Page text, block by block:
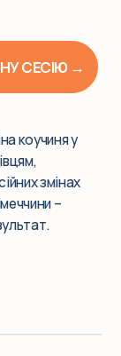
СЕСІЮ →
коучиня у
змінах
–